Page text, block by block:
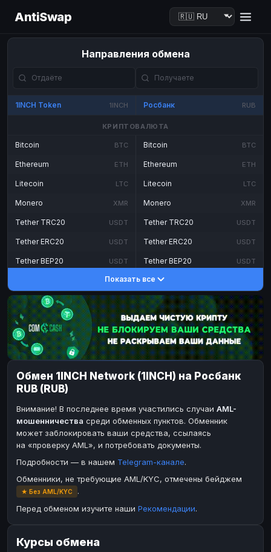
AntiSwap
Направления обмена
1INCH Token 1INCH Росбанк RUB
КРИПТОВАЛЮТА
Bitcoin BTC
Ethereum ETH
Litecoin LTC
Monero XMR
Tether TRC20 USDT
Tether ERC20 USDT
Tether BEP20 USDT
DASH
Toncoin TON
Dogecoin DOGE
TRX TRON
Bitcoin Cash BCH
BinanceCoin BEP20
Ether Classic
SOL
Ripple XRP
Bitcoin BTC
Ethereum ETH
Litecoin LTC
Monero XMR
Tether TRC20 USDT
Tether ERC20 USDT
Tether BEP20 USDT
DASH
Toncoin TON
Dogecoin DOGE
TRX TRON
Bitcoin Cash BCH
BinanceCoin BEP20
Ripple
Paxum USD
Perfect Money
Payoneer USD
Paxum
Payoneer
Показать все
Обмен 1INCH Network (1INCH) на Росбанк
RUB (RUB)
Внимание! В последнее время участились случаи AML-
мошенничества среди обменных пунктов. Обменник
может заблокировать ваши средства, ссылаясь
на «проверку AML», и потребовать документы.
Подробности — в нашем Telegram-канале.
Обменники, не требующие AML/KYC, отмечены бейджем
★ Без AML/KYC
.
Перед обменом изучите наши Рекомендации.
Курсы обмена